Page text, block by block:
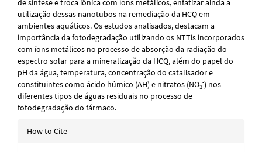
de síntese e troca iônica com íons metálicos, enfatizar ainda a
utilização dessas nanotubos na remediação da HCQ em
ambientes aquáticos. Os estudos analisados, destacam a
importância da fotodegradação utilizando os NTTis incorporados
com íons metálicos no processo de absorção da radiação do
espectro solar para a mineralização da HCQ, além do papel do
pH da água, temperatura, concentração do catalisador e
constituintes como ácido húmico (AH) e nitratos (NO3
-) nos
diferentes tipos de águas residuais no processo de
fotodegradação do fármaco.
Article
How to Cite